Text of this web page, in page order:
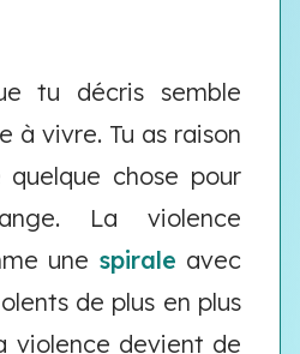
tu décris semble
à vivre. Tu as raison
chose pour
La violence
une spirale avec
de plus en plus
violence devient de